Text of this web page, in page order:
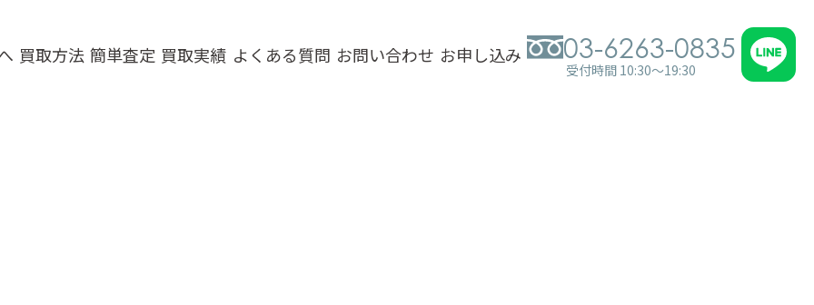
買取方法 簡単査定 買取実績 よくある質問 お問い合わせ お申し込み 03-6263-0835
受付時間 10:30～19:30